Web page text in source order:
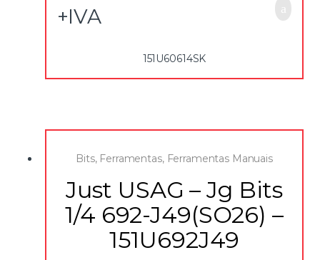
+IVA
151U60614SK
Bits, Ferramentas, Ferramentas Manuais
Just USAG – Jg Bits
1/4 692-J49(SO26) –
151U692J49